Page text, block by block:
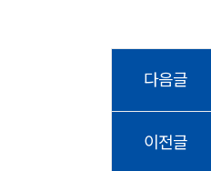
다음글
이전글